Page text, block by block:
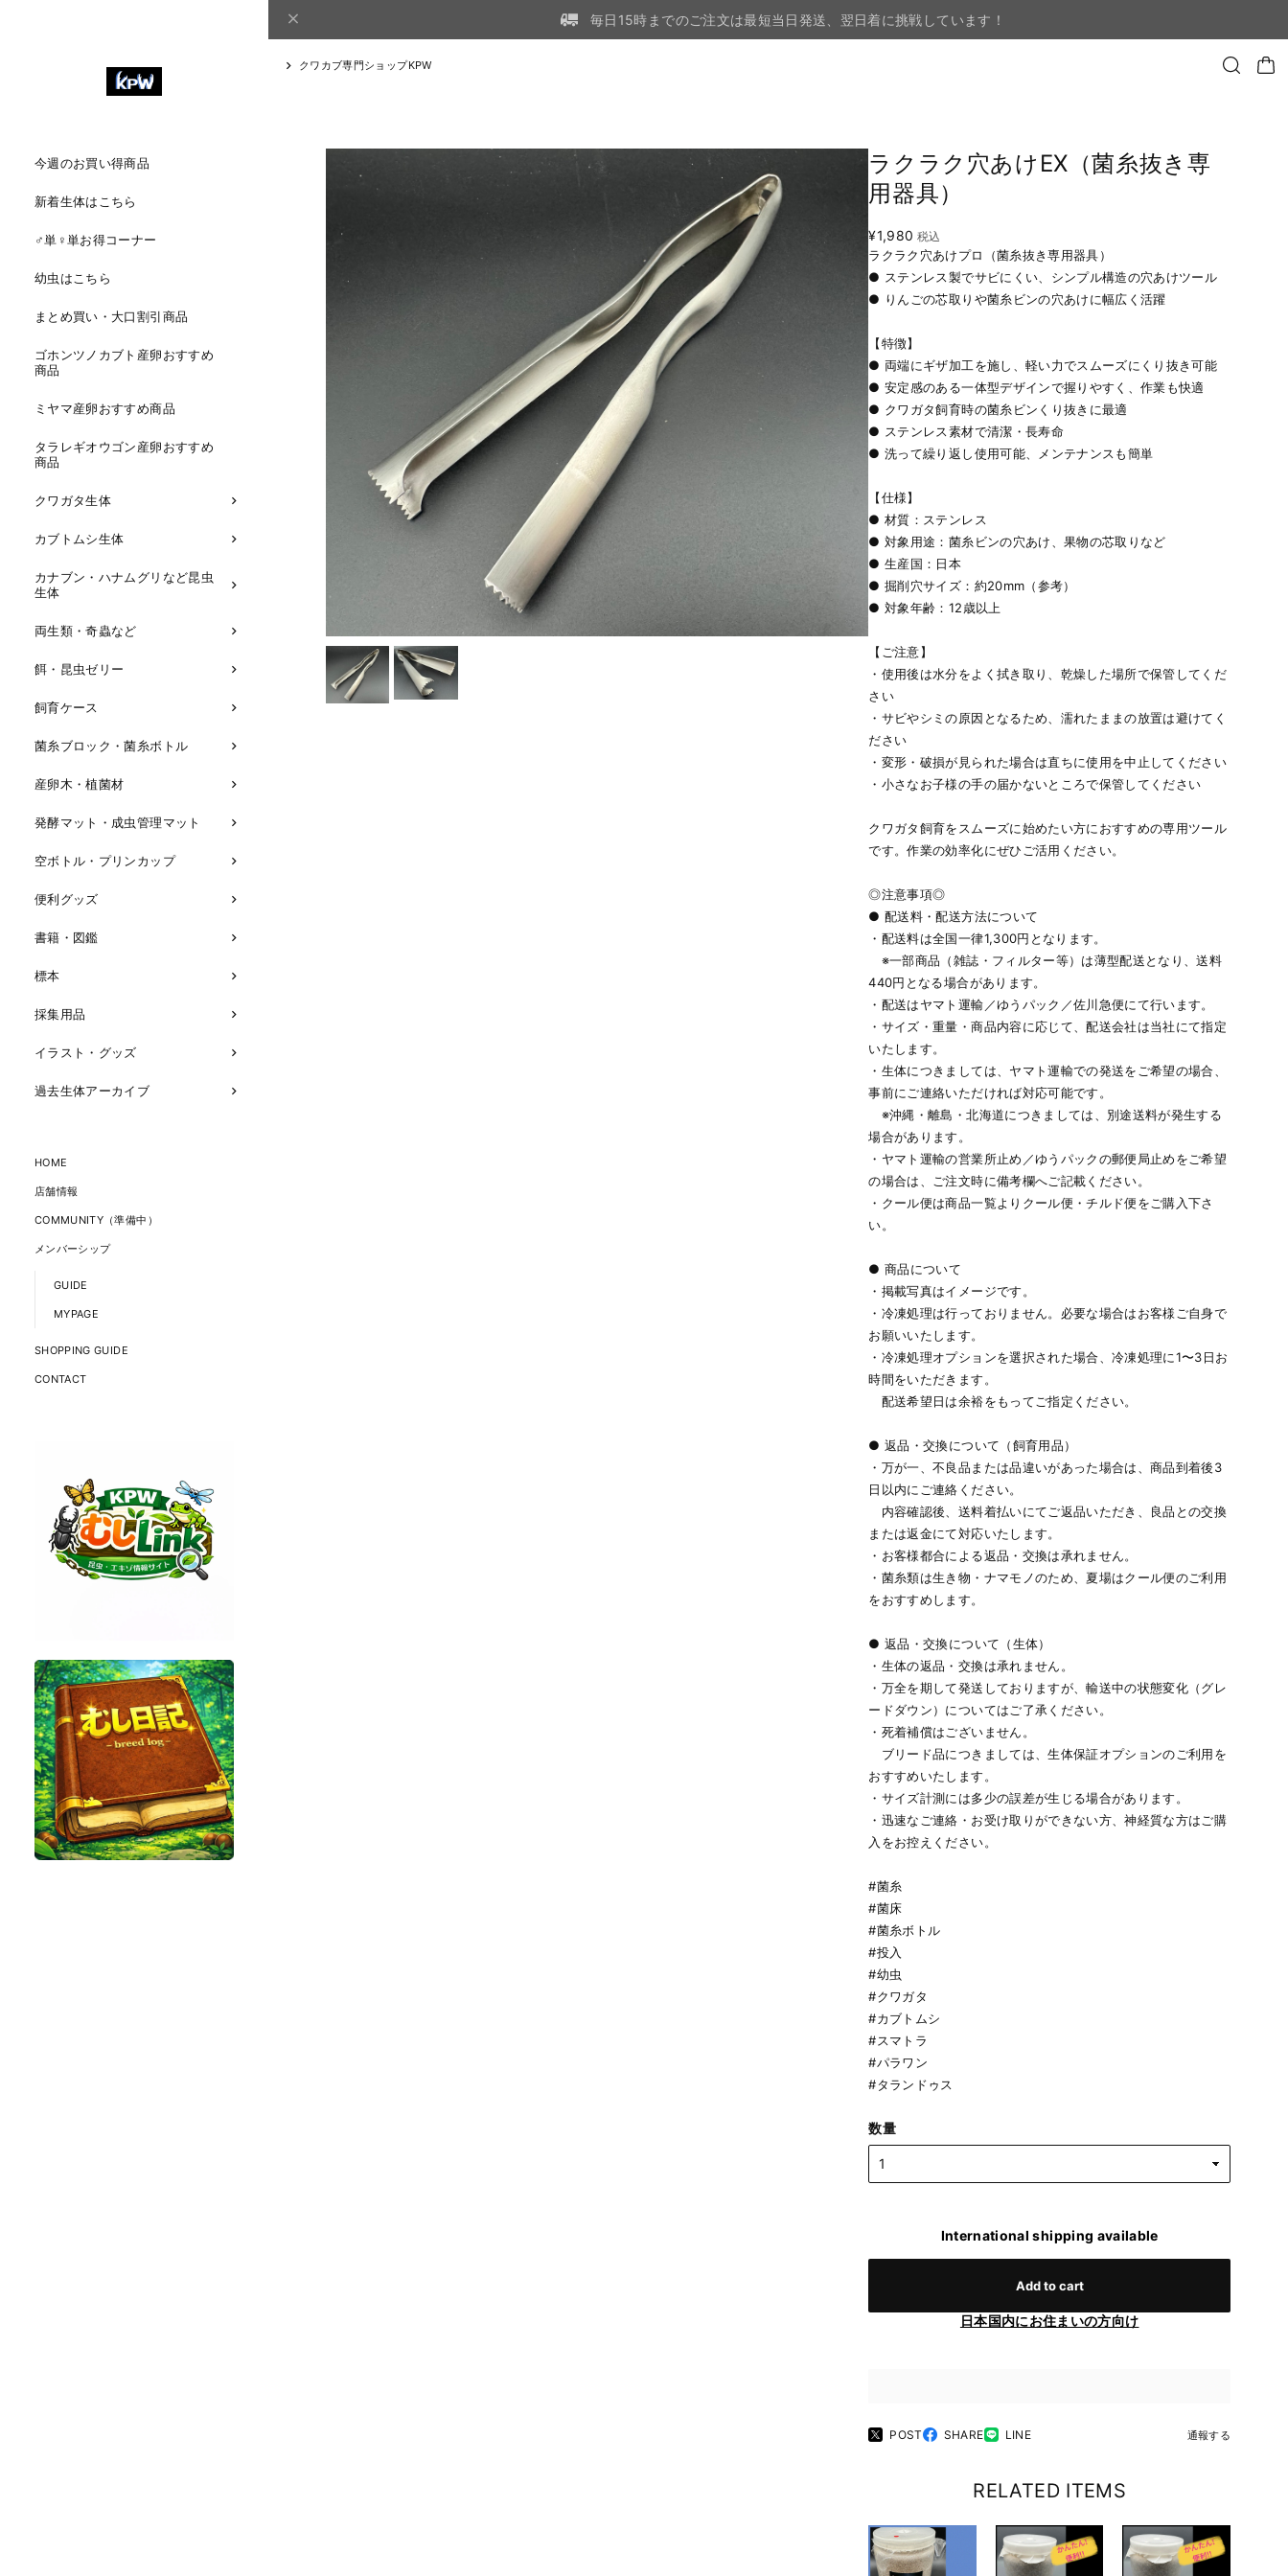
今週のお買い得商品
新着生体はこちら
♂単♀単お得コーナー
幼虫はこちら
まとめ買い・大口割引商品
ゴホンツノカブト産卵おすすめ
商品
ミヤマ産卵おすすめ商品
タラレギオウゴン産卵おすすめ
商品
クワガタ生体
カブトムシ生体
カナブン・ハナムグリなど昆虫
生体
両生類・奇蟲など
餌・昆虫ゼリー
飼育ケース
菌糸ブロック・菌糸ボトル
産卵木・植菌材
発酵マット・成虫管理マット
空ボトル・プリンカップ
便利グッズ
書籍・図鑑
標本
採集用品
イラスト・グッズ
過去生体アーカイブ
HOME
店舗情報
COMMUNITY（準備中）
メンバーシップ
GUIDE
MYPAGE
SHOPPING GUIDE
CONTACT
毎日15時までのご注文は最短当日発送、翌日着に挑戦しています！
クワカブ専門ショップKPW
ラクラク穴あけEX（菌糸抜き専
用器具）
¥1,980 税込
ラクラク穴あけプロ（菌糸抜き専用器具）
● ステンレス製でサビにくい、シンプル構造の穴あけツール
● りんごの芯取りや菌糸ビンの穴あけに幅広く活躍
【特徴】
● 両端にギザ加工を施し、軽い力でスムーズにくり抜き可能
● 安定感のある一体型デザインで握りやすく、作業も快適
● クワガタ飼育時の菌糸ビンくり抜きに最適
● ステンレス素材で清潔・長寿命
● 洗って繰り返し使用可能、メンテナンスも簡単
【仕様】
● 材質：ステンレス
● 対象用途：菌糸ビンの穴あけ、果物の芯取りなど
● 生産国：日本
● 掘削穴サイズ：約20mm（参考）
● 対象年齢：12歳以上
【ご注意】
・使用後は水分をよく拭き取り、乾燥した場所で保管してくだ
さい
・サビやシミの原因となるため、濡れたままの放置は避けてく
ださい
・変形・破損が見られた場合は直ちに使用を中止してください
・小さなお子様の手の届かないところで保管してください
クワガタ飼育をスムーズに始めたい方におすすめの専用ツール
です。作業の効率化にぜひご活用ください。
◎注意事項◎
● 配送料・配送方法について
・配送料は全国一律1,300円となります。
※一部商品（雑誌・フィルター等）は薄型配送となり、送料
440円となる場合があります。
・配送はヤマト運輸／ゆうパック／佐川急便にて行います。
・サイズ・重量・商品内容に応じて、配送会社は当社にて指定
いたします。
・生体につきましては、ヤマト運輸での発送をご希望の場合、
事前にご連絡いただければ対応可能です。
※沖縄・離島・北海道につきましては、別途送料が発生する
場合があります。
・ヤマト運輸の営業所止め／ゆうパックの郵便局止めをご希望
の場合は、ご注文時に備考欄へご記載ください。
・クール便は商品一覧よりクール便・チルド便をご購入下さ
い。
● 商品について
・掲載写真はイメージです。
・冷凍処理は行っておりません。必要な場合はお客様ご自身で
お願いいたします。
・冷凍処理オプションを選択された場合、冷凍処理に1〜3日お
時間をいただきます。
配送希望日は余裕をもってご指定ください。
● 返品・交換について（飼育用品）
・万が一、不良品または品違いがあった場合は、商品到着後3
日以内にご連絡ください。
内容確認後、送料着払いにてご返品いただき、良品との交換
または返金にて対応いたします。
・お客様都合による返品・交換は承れません。
・菌糸類は生き物・ナマモノのため、夏場はクール便のご利用
をおすすめします。
● 返品・交換について（生体）
・生体の返品・交換は承れません。
・万全を期して発送しておりますが、輸送中の状態変化（グレ
ードダウン）についてはご了承ください。
・死着補償はございません。
ブリード品につきましては、生体保証オプションのご利用を
おすすめいたします。
・サイズ計測には多少の誤差が生じる場合があります。
・迅速なご連絡・お受け取りができない方、神経質な方はご購
入をお控えください。
#菌糸
#菌床
#菌糸ボトル
#投入
#幼虫
#クワガタ
#カブトムシ
#スマトラ
#パラワン
#タランドゥス
数量
International shipping available
Add to cart
日本国内にお住まいの方向け
POST SHARE LINE 通報する
RELATED ITEMS